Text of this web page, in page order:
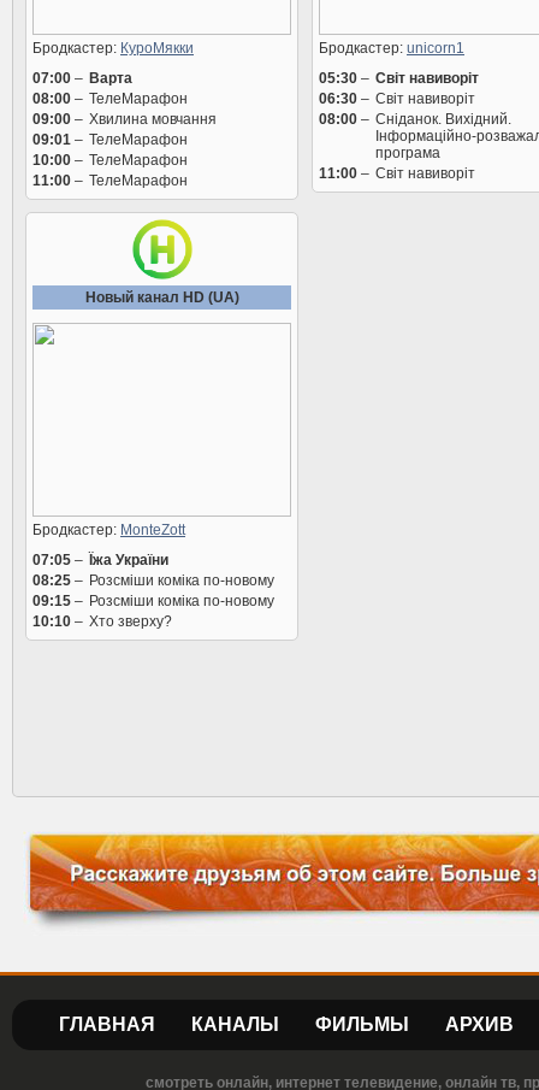
Бродкастер: КуроМякки
07:00 – Варта
08:00 – ТелеМарафон
09:00 – Хвилина мовчання
09:01 – ТелеМарафон
10:00 – ТелеМарафон
11:00 – ТелеМарафон
Бродкастер: unicorn1
05:30 – Світ навиворіт
06:30 – Світ навиворіт
08:00 – Сніданок. Вихідний.
Інформаційно-
програма
11:00 – Світ навиворіт
Новый канал HD (UA)
Бродкастер: MonteZott
07:05 – Їжа України
08:25 – Розсміши коміка по-новому
09:15 – Розсміши коміка по-новому
10:10 – Хто зверху?
ГЛАВНАЯ КАНАЛЫ ФИЛЬМЫ АРХИВ
смотреть онлайн, интернет телевидение, онлайн тв,